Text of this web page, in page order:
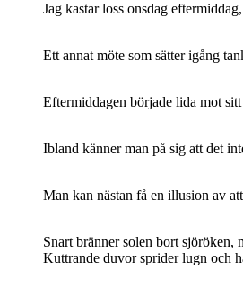
Jag kastar loss onsdag
Ett annat möte som sätter igång
Eftermiddagen började lida mot
Ibland känner man på sig att det
Man kan nästan få en illusion av
Snart bränner solen bort
Kuttrande duvor sprider lugn och